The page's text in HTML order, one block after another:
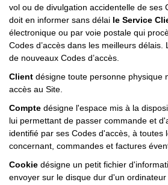
vol ou de divulgation accidentelle de ses
doit en informer sans délai le Service
électronique ou par voie postale qui
Codes d’accès dans les meilleurs
de nouveaux Codes d’accès.
Client désigne toute personne physique
accès au Site.
Compte désigne l'espace mis à la
lui permettant de passer commande et
identifié par ses Codes d'accès, à toutes
concernant, commandes et factures
Cookie désigne un petit fichier
envoyer sur le disque dur d'un